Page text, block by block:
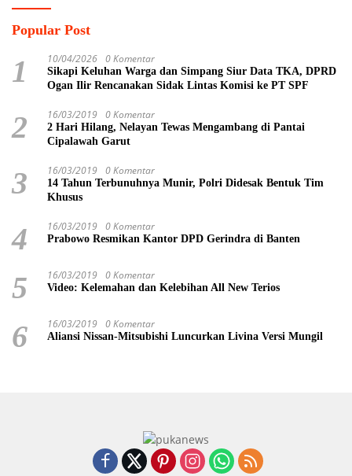
Popular Post
1 10/04/2026 0 Komentar
Sikapi Keluhan Warga dan Simpang Siur Data TKA, DPRD
Ogan Ilir Rencanakan Sidak Lintas Komisi ke PT SPF
2 16/03/2019 0 Komentar
2 Hari Hilang, Nelayan Tewas Mengambang di Pantai
Cipalawah Garut
3 16/03/2019 0 Komentar
14 Tahun Terbunuhnya Munir, Polri Didesak Bentuk Tim
Khusus
4 16/03/2019 0 Komentar
Prabowo Resmikan Kantor DPD Gerindra di Banten
5 16/03/2019 0 Komentar
Video: Kelemahan dan Kelebihan All New Terios
6 16/03/2019 0 Komentar
Aliansi Nissan-Mitsubishi Luncurkan Livina Versi Mungil